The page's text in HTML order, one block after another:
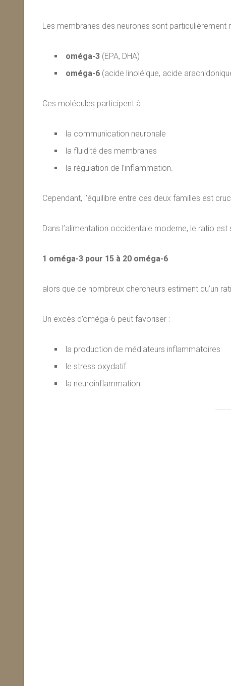
Les membranes des neurones sont particulièrement
oméga-3 (EPA, DHA)
oméga-6 (acide linoléique, acide
Ces molécules participent à :
la communication neuronale
la fluidité des membranes
la régulation de l’inflammation.
Cependant, l’équilibre entre ces deux familles est
Dans l’alimentation occidentale moderne, le ratio est
1 oméga-3 pour 15 à 20 oméga-6
alors que de nombreux chercheurs estiment qu’un
Un excès d’oméga-6 peut favoriser :
la production de médiateurs inflammatoires
le stress oxydatif
la neuroinflammation.